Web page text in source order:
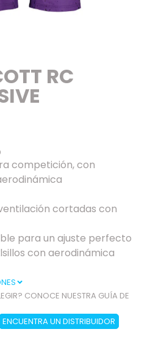
RC
competición, con
cortadas con
para un ajuste perfecto
con aerodinámica
CONOCE NUESTRA GUÍA DE
ENCUENTRA UN DISTRIBUIDOR